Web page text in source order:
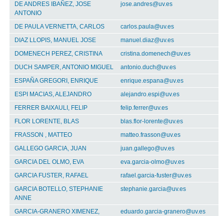
DE ANDRES IBAÑEZ, JOSE
ANTONIO
jose.andres@uv.es
DE PAULA VERNETTA, CARLOS
carlos.paula@uv.es
DIAZ LLOPIS, MANUEL JOSE
manuel.diaz@uv.es
DOMENECH PEREZ, CRISTINA
cristina.domenech@uv.es
DUCH SAMPER, ANTONIO MIGUEL
antonio.duch@uv.es
ESPAÑA GREGORI, ENRIQUE
enrique.espana@uv.es
ESPI MACIAS, ALEJANDRO
alejandro.espi@uv.es
FERRER BAIXAULI, FELIP
felip.ferrer@uv.es
FLOR LORENTE, BLAS
blas.flor-lorente@uv.es
FRASSON , MATTEO
matteo.frasson@uv.es
GALLEGO GARCIA, JUAN
juan.gallego@uv.es
GARCIA DEL OLMO, EVA
eva.garcia-olmo@uv.es
GARCIA FUSTER, RAFAEL
rafael.garcia-fuster@uv.es
GARCIA BOTELLO, STEPHANIE
ANNE
stephanie.garcia@uv.es
GARCIA-GRANERO XIMENEZ,
eduardo.garcia-granero@uv.es